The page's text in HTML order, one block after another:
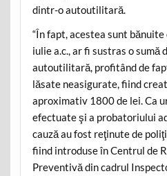
dintr-o autoutilitară.
“În fapt, acestea sunt bănuite
iulie a.c., ar fi sustras o sumă
autoutilitară, profitând de
lăsate neasigurate, fiind
aproximativ 1800 de lei. Ca
efectuate şi a probatoriului
cauză au fost reţinute de
fiind introduse în Centrul de
Preventivă din cadrul